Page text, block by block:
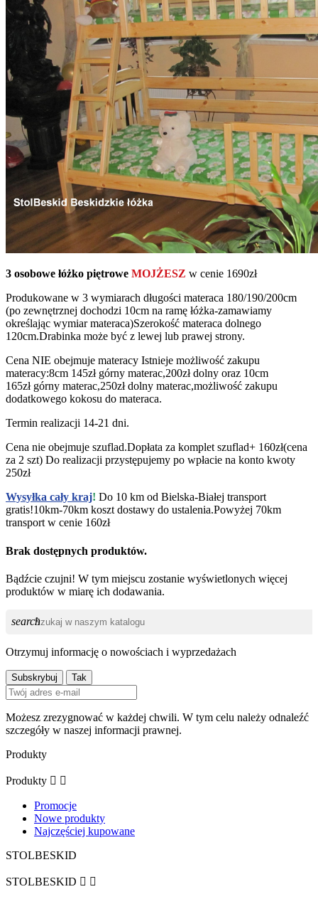
3 osobowe łóżko piętrowe MOJŻESZ w cenie 1690zł
Produkowane w 3 wymiarach długości materaca 180/190/200cm
(po zewnętrznej dochodzi 10cm na ramę łóżka-zamawiamy
określając wymiar materaca)Szerokość materaca dolnego
120cm.Drabinka może być z lewej lub prawej strony.
Cena NIE obejmuje materacy Istnieje możliwość zakupu
materacy:8cm 145zł górny materac,200zł dolny oraz 10cm
165zł górny materac,250zł dolny materac,możliwość zakupu
dodatkowego kokosu do materaca.
Termin realizacji 14-21 dni.
Cena nie obejmuje szuflad.Dopłata za komplet szuflad+ 160zł(cena
za 2 szt) Do realizacji przystępujemy po wpłacie na konto kwoty
250zł
Wysyłka cały kraj! Do 10 km od Bielska-Białej transport
gratis!10km-70km koszt dostawy do ustalenia.Powyżej 70km
transport w cenie 160zł
Brak dostępnych produktów.
Bądźcie czujni! W tym miejscu zostanie wyświetlonych więcej
produktów w miarę ich dodawania.
search
Otrzymuj informację o nowościach i wyprzedażach
Możesz zrezygnować w każdej chwili. W tym celu należy odnaleźć
szczegóły w naszej informacji prawnej.
Produkty
Produkty  
Promocje
Nowe produkty
Najczęściej kupowane
STOLBESKID
STOLBESKID  